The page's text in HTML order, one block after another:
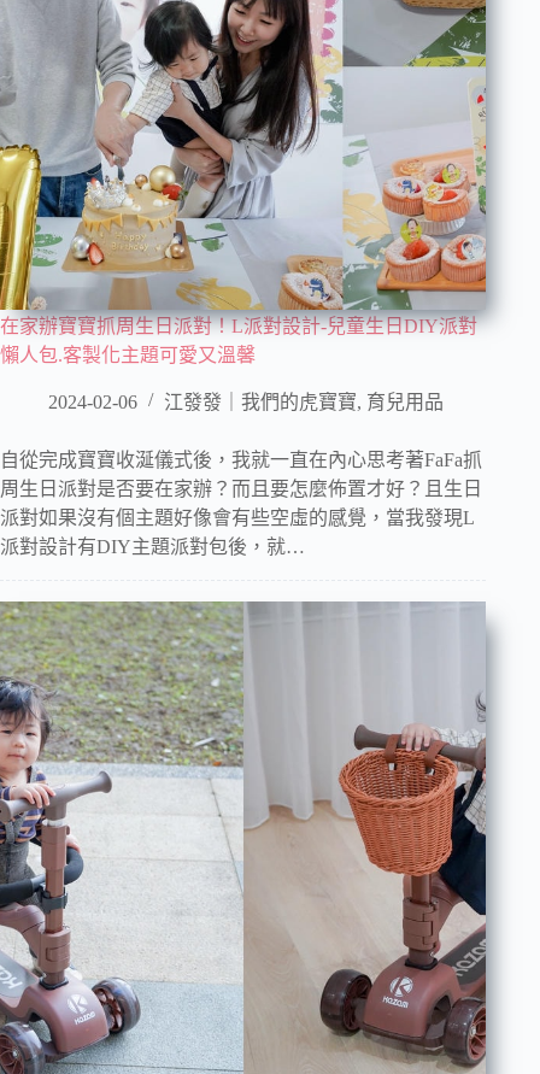
在家辦寶寶抓周生日派對！L派對設計-兒童生日DIY派對
懶人包.客製化主題可愛又溫馨
2024-02-06 江發發｜我們的虎寶寶, 育兒用品
自從完成寶寶收涎儀式後，我就一直在內心思考著FaFa抓
周生日派對是否要在家辦？而且要怎麼佈置才好？且生日
派對如果沒有個主題好像會有些空虛的感覺，當我發現L
派對設計有DIY主題派對包後，就…